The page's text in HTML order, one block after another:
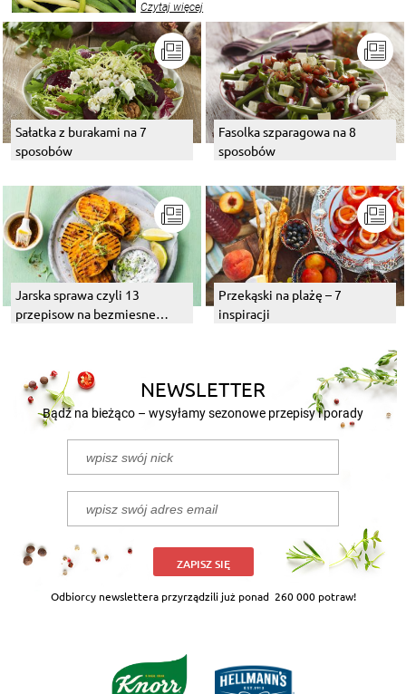
nasze propozycje!
Czytaj więcej
Sałatka z burakami na 7
sposobów
Fasolka szparagowa na 8
sposobów
Jarska sprawa czyli 13
przepisow na bezmiesne
Przekąski na plażę – 7
inspiracji
NEWSLETTER
Bądź na bieżąco – wysyłamy sezonowe przepisy i porady
ZAPISZ SIĘ
Odbiorcy newslettera przyrządzili już ponad 260 000 potraw!